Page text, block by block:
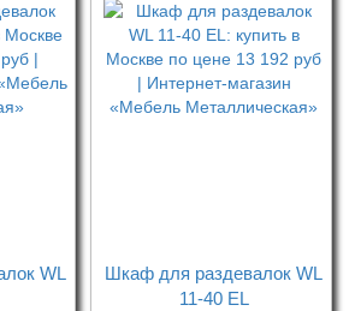
WL
Шкаф для раздевалок WL
11-40 EL